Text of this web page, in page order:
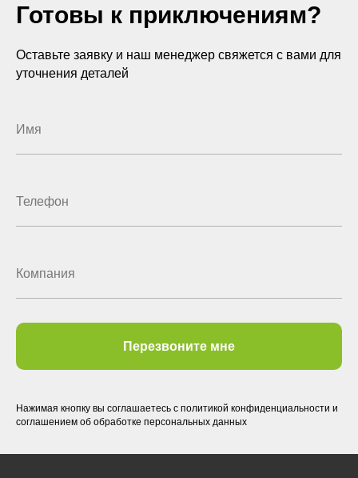
Готовы к приключениям?
Оставьте заявку и наш менеджер свяжется с вами для
уточнения деталей
Перезвоните мне
Нажимая кнопку вы соглашаетесь с политикой конфиденциальности и
соглашением об обработке персональных данных